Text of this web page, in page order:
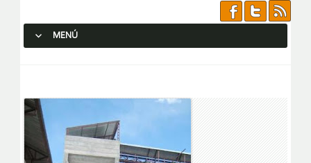
MENÚ